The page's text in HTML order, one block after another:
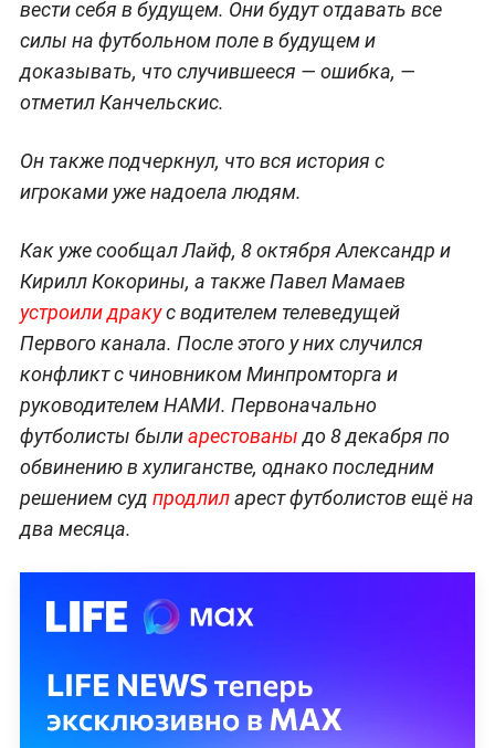
вести себя в будущем. Они будут отдавать все
силы на футбольном поле в будущем и
доказывать, что случившееся — ошибка, —
отметил Канчельскис.
Он также подчеркнул, что вся история с
игроками уже надоела людям.
Как уже сообщал Лайф, 8 октября Александр и
Кирилл Кокорины, а также Павел Мамаев
устроили дракус водителем телеведущей
Первого канала. После этого у них случился
конфликт с чиновником Минпромторга и
руководителем НАМИ. Первоначально
футболисты былиарестованы до 8 декабря по
обвинению в хулиганстве, однако последним
решением суд продлиларест футболистов ещё на
два месяца.